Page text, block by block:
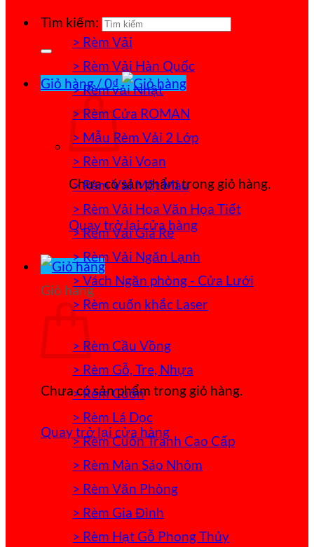
Tìm kiếm:
Giỏ hàng /0₫
Chưa có sản phẩm trong giỏ hàng.
Quay trở lại cửa hàng
Giỏ hàng
Chưa có sản phẩm trong giỏ hàng.
Quay trở lại cửa hàng
> Rèm Vải
> Rèm Vải Hàn Quốc
> Rèm vải Nhật
> Rèm Cửa ROMAN
> Mẫu Rèm Vải 2 Lớp
> Rèm Vải Voan
> Rèm Vải Một Màu
> Rèm Vải Hoa Văn Họa Tiết
> Rèm Vải Giá Rẻ
> Rèm Vải Ngăn Lạnh
> Vách Ngăn phòng - Cửa Lưới
> Rèm cuốn khắc Laser
> Rèm Cầu Vồng
> Rèm Gỗ, Tre, Nhựa
> Rèm Cuốn
> Rèm Lá Dọc
> Rèm Cuốn Tranh Cao Cấp
> Rèm Màn Sáo Nhôm
> Rèm Văn Phòng
> Rèm Gia Đình
> Rèm Hạt Gỗ Phong Thủy